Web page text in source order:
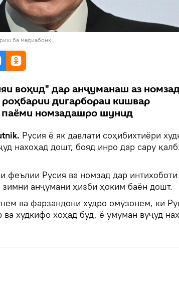
ба медиабонк
воҳид" дар анҷуманаш аз
дигарбораи кишвар
номзадашро шунид
Русия ё як давлати соҳибихтиёри
нахоҳад дошт, бояд инро дар сару
феълии Русия ва номзад дар интихоботи
анҷумани ҳизби ҳоким баён дошт.
ва фарзандони худро омӯзонем, ки
ва худкифо хоҳад буд, ё умуман вуҷуд